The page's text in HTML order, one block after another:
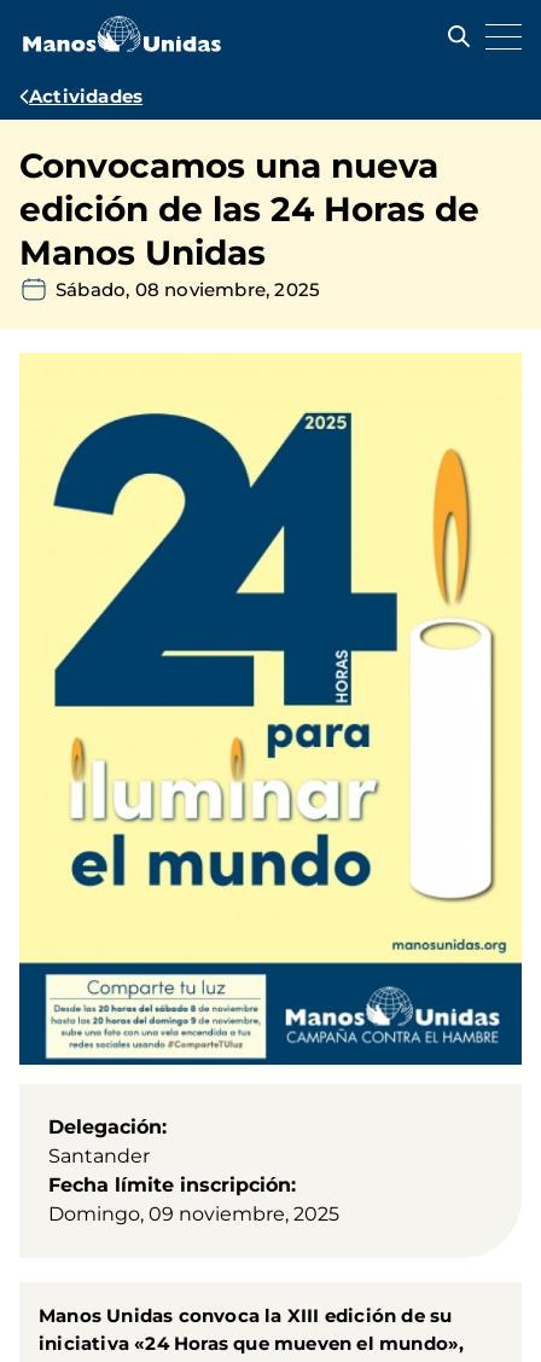
contenido
Ruta
navegación
Actividades
Convocamos una nueva
edición de las 24 Horas de
Manos Unidas
Sábado, 08 noviembre, 2025
Delegación
Santander
Fecha límite inscripción
Domingo, 09 noviembre, 2025
Manos Unidas convoca la XIII edición de su
iniciativa «24 Horas que mueven el mundo»,